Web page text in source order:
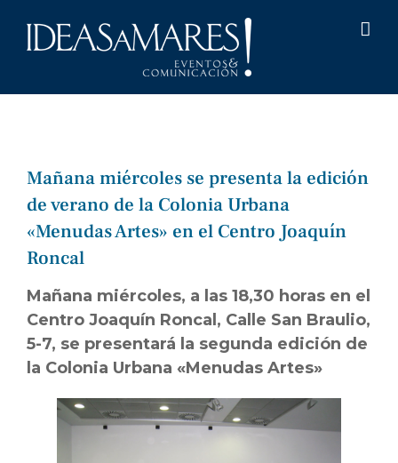
Mañana miércoles se presenta la edición
de verano de la Colonia Urbana
«Menudas Artes» en el Centro Joaquín
Roncal
Mañana miércoles, a las 18,30 horas en el
Centro Joaquín Roncal, Calle San Braulio,
5-7, se presentará la segunda edición de
la Colonia Urbana «Menudas Artes»